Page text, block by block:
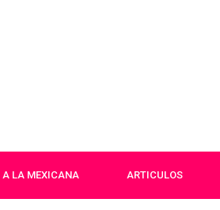
A LA MEXICANA ARTICULOS